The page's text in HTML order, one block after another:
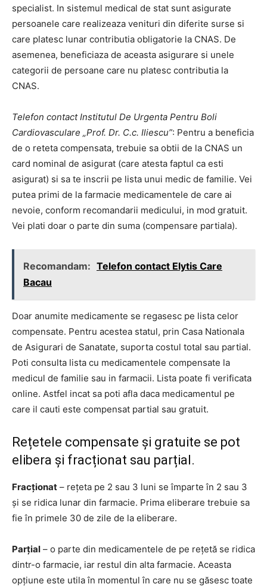
specialist. In sistemul medical de stat sunt asigurate
persoanele care realizeaza venituri din diferite surse si
care platesc lunar contributia obligatorie la CNAS. De
asemenea, beneficiaza de aceasta asigurare si unele
categorii de persoane care nu platesc contributia la
CNAS.
Telefon contact Institutul De Urgenta Pentru Boli
Cardiovasculare „Prof. Dr. C.c. Iliescu”: Pentru a beneficia
de o reteta compensata, trebuie sa obtii de la CNAS un
card nominal de asigurat (care atesta faptul ca esti
asigurat) si sa te inscrii pe lista unui medic de familie. Vei
putea primi de la farmacie medicamentele de care ai
nevoie, conform recomandarii medicului, in mod gratuit.
Vei plati doar o parte din suma (compensare partiala).
Recomandam: Telefon contact Elytis Care
Bacau
Doar anumite medicamente se regasesc pe lista celor
compensate. Pentru acestea statul, prin Casa Nationala
de Asigurari de Sanatate, suporta costul total sau partial.
Poti consulta lista cu medicamentele compensate la
medicul de familie sau in farmacii. Lista poate fi verificata
online. Astfel incat sa poti afla daca medicamentul pe
care il cauti este compensat partial sau gratuit.
Rețetele compensate și gratuite se pot
elibera și fracționat sau parțial.
Fracționat – rețeta pe 2 sau 3 luni se împarte în 2 sau 3
și se ridica lunar din farmacie. Prima eliberare trebuie sa
fie în primele 30 de zile de la eliberare.
Parțial – o parte din medicamentele de pe rețetă se ridica
dintr-o farmacie, iar restul din alta farmacie. Aceasta
opțiune este utila în momentul în care nu se găsesc toate